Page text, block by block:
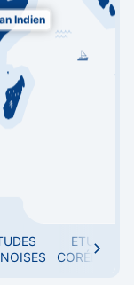
Indien
ETUDES
CORÉENNES